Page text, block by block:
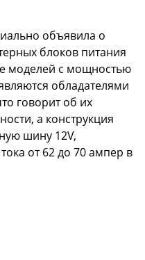
объявила о
блоков питания
моделей с мощностью
обладателями
говорит об их
а конструкция
шину 12V,
от 62 до 70 ампер в